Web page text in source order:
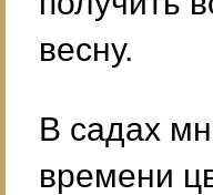
весну.
В садах
времени